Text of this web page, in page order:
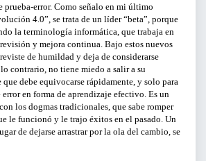
BUSCAR
prueba-error. Como señalo en mi último
4.0”, se trata de un líder “beta”, porque
la terminología informática, que trabaja en
y mejora continua. Bajo estos nuevos
de humildad y deja de considerarse
contrario, no tiene miedo a salir a su
que debe equivocarse rápidamente, y solo para
en forma de aprendizaje efectivo. Es un
los dogmas tradicionales, que sabe romper
le funcionó y le trajo éxitos en el pasado. Un
de dejarse arrastrar por la ola del cambio, se